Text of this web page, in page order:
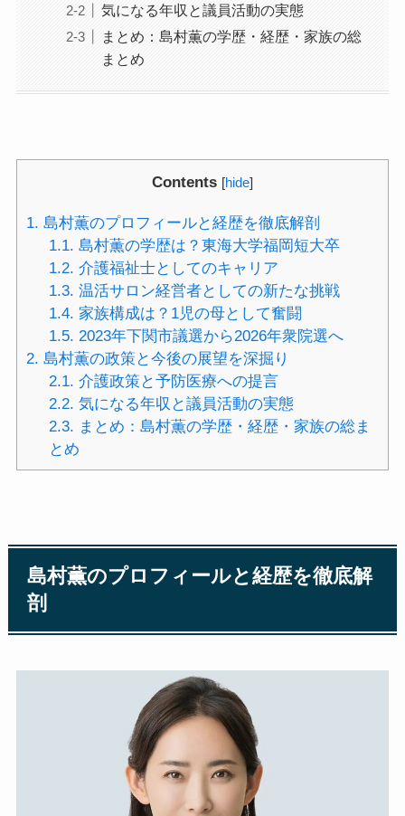
気になる年収と議員活動の実態
まとめ：島村薫の学歴・経歴・家族の総
まとめ
Contents [hide]
1. 島村薫のプロフィールと経歴を徹底解剖
1.1. 島村薫の学歴は？東海大学福岡短大卒
1.2. 介護福祉士としてのキャリア
1.3. 温活サロン経営者としての新たな挑戦
1.4. 家族構成は？1児の母として奮闘
1.5. 2023年下関市議選から2026年衆院選へ
2. 島村薫の政策と今後の展望を深掘り
2.1. 介護政策と予防医療への提言
2.2. 気になる年収と議員活動の実態
2.3. まとめ：島村薫の学歴・経歴・家族の総ま
とめ
島村薫のプロフィールと経歴を徹底解
剖